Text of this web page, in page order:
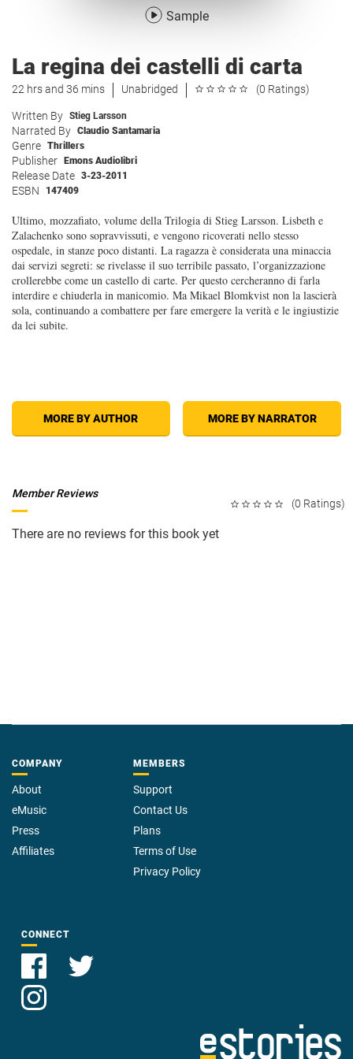
Sample
La regina dei castelli di carta
22 hrs and 36 mins Unabridged (0 Ratings)
Written By Stieg Larsson
Narrated By Claudio Santamaria
Genre Thrillers
Publisher Emons Audiolibri
Release Date 3-23-2011
ESBN 147409
Ultimo, mozzafiato, volume della Trilogia di Stieg Larsson. Lisbeth e
Zalachenko sono sopravvissuti, e vengono ricoverati nello stesso
ospedale, in stanze poco distanti. La ragazza è considerata una minaccia
dai servizi segreti: se rivelasse il suo terribile passato, l’organizzazione
crollerebbe come un castello di carte. Per questo cercheranno di farla
interdire e chiuderla in manicomio. Ma Mikael Blomkvist non la lascierà
sola, continuando a combattere per fare emergere la verità e le ingiustizie
da lei subite.
MORE BY AUTHOR MORE BY NARRATOR
(0 Ratings)
Member Reviews
There are no reviews for this book yet
COMPANY
About
eMusic
Press
Affiliates
MEMBERS
Support
Contact Us
Plans
Terms of Use
Privacy Policy
CONNECT